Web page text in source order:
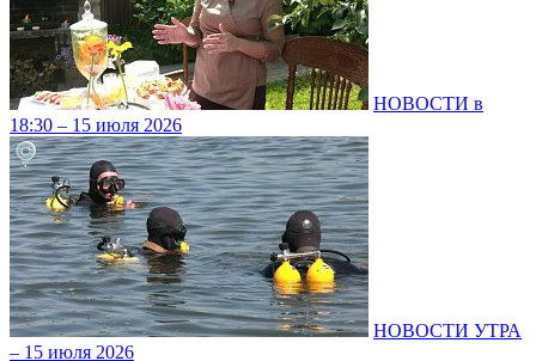
НОВОСТИ в
18:30 – 15 июля 2026
НОВОСТИ УТРА
– 15 июля 2026